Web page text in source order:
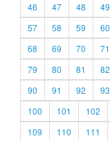
46
47 48 49
57
58 59 60
68
69 70 71
79
80 81 82
90
91 92 93
100
101 102
109
110 111